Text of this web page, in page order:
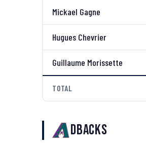
Mickael Gagne
Hugues Chevrier
Guillaume Morissette
TOTAL
Dbacks